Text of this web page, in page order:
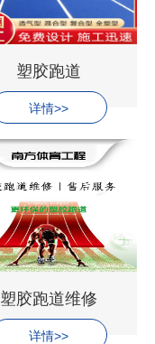
塑胶跑道
详情>>
塑胶跑道维修
详情>>